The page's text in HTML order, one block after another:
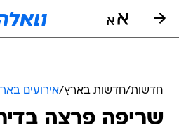
חדשות/חדשות בארץ/אירועים
שריפה פרצה